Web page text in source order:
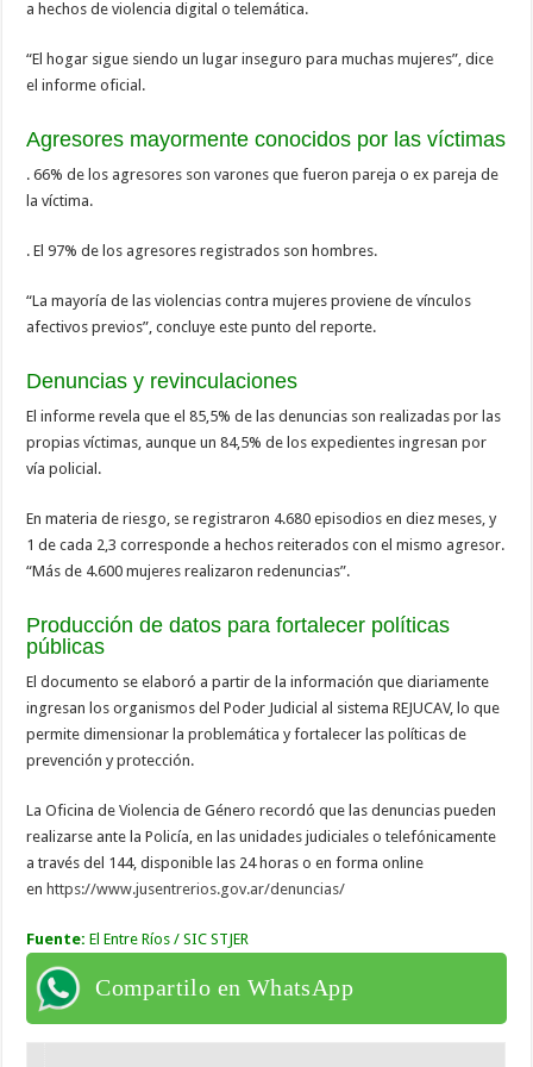
a hechos de violencia digital o telemática.
“El hogar sigue siendo un lugar inseguro para muchas mujeres”, dice
el informe oficial.
Agresores mayormente conocidos por las víctimas
. 66% de los agresores son varones que fueron pareja o ex pareja de
la víctima.
. El 97% de los agresores registrados son hombres.
“La mayoría de las violencias contra mujeres proviene de vínculos
afectivos previos”, concluye este punto del reporte.
Denuncias y revinculaciones
El informe revela que el 85,5% de las denuncias son realizadas por las
propias víctimas, aunque un 84,5% de los expedientes ingresan por
vía policial.
En materia de riesgo, se registraron 4.680 episodios en diez meses, y
1 de cada 2,3 corresponde a hechos reiterados con el mismo agresor.
“Más de 4.600 mujeres realizaron redenuncias”.
Producción de datos para fortalecer políticas
públicas
El documento se elaboró a partir de la información que diariamente
ingresan los organismos del Poder Judicial al sistema REJUCAV, lo que
permite dimensionar la problemática y fortalecer las políticas de
prevención y protección.
La Oficina de Violencia de Género recordó que las denuncias pueden
realizarse ante la Policía, en las unidades judiciales o telefónicamente
a través del 144, disponible las 24 horas o en forma online
enhttps://www.jusentrerios.gov.ar/denuncias/
Fuente: El Entre Ríos / SIC STJER
Compartilo en WhatsApp